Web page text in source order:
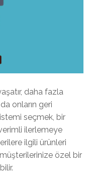
daha fazla
onların geri
seçmek, bir
ilerlemeye
ilgili ürünleri
özel bir